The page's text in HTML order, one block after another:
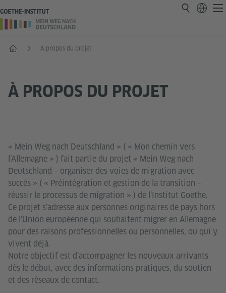
Accueil À propos du projet
À PROPOS DU PROJET
« Mein Weg nach Deutschland » ( « Mon chemin vers
l’Allemagne » ) fait partie du projet « Mein Weg nach
Deutschland – organiser des voies de migration avec
succès » ( « Préintégration et gestion de la transition –
réussir le processus de migration » ) de l’Institut Goethe.
Ce projet s’adresse aux personnes originaires de pays hors
de l’Union européenne qui souhaitent migrer en Allemagne
pour des raisons professionnelles ou personnelles, ou qui y
vivent déjà.
Notre objectif est d’accompagner les nouveaux arrivants
dès le début, avec des informations pratiques, du soutien
et des réseaux de contact.